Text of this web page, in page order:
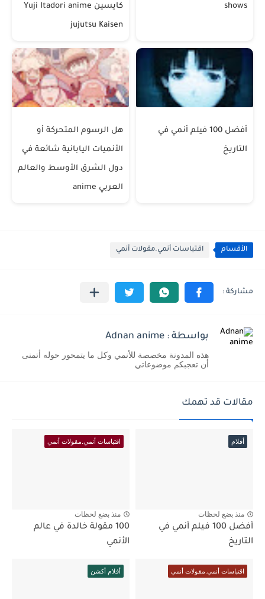
shows كايسين Yuji Itadori anime
jujutsu Kaisen
أفضل 100 فيلم أنمي في
التاريخ
هل الرسوم المتحركة أو
الأنميات اليابانية شائعة في
دول الشرق الأوسط والعالم
العربي anime
الأقسام اقتباسات أنمي.مقولات أنمي
بواسطة : Adnan anime
هذه المدونة مخصصة للأنمي وكل ما يتمحور حوله أتمنى
أن تعجبكم موضوعاتي
مقالات قد تهمك
أفلام
منذ بضع لحظات
أفضل 100 فيلم أنمي في
التاريخ
اقتباسات أنمي.مقولات أنمي
منذ بضع لحظات
100 مقولة خالدة في عالم
الأنمي
اقتباسات أنمي.مقولات أنمي أفلام أكشن